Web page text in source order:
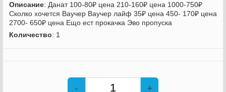
Описание: Данат 100-80₽ цена 210-160₽ цена 1000-750₽
Сколко хочется Ваучер Ваучер лайф 35₽ цена 450- 170₽ цена
2700- 650₽ цена Ещо ест прокачка Эво пропуска
Количество: 1
- +